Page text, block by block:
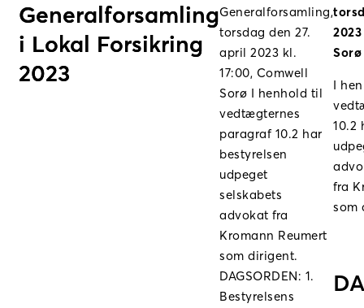
Generalforsamling
i Lokal Forsikring
2023
Generalforsamling,
torsdag den 27.
april 2023 kl.
17:00, Comwell
Sorø I henhold til
vedtægternes
paragraf 10.2 har
bestyrelsen
udpeget
selskabets
advokat fra
Kromann Reumert
som dirigent.
DAGSORDEN: 1.
Bestyrelsens
Sorø
I
10.2
fra
som